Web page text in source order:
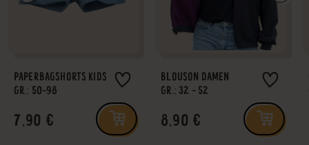
PAPERBAGSHORTS KIDS
GR.: 50-98
7,90 €
BLOUSON DAMEN
GR.: 32 - 52
8,90 €